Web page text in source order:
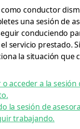
conductor
una sesión de
conduciendo
servicio prestado.
la situación que
acceder a la sesión
la sesión de
trabajando.